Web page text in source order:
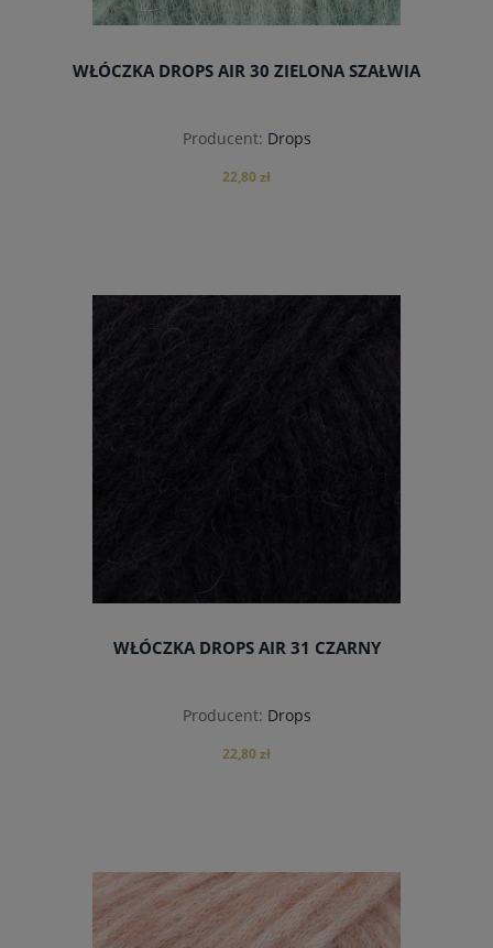
WŁÓCZKA DROPS AIR 30 ZIELONA SZAŁWIA
Producent: Drops
22,80 zł
WŁÓCZKA DROPS AIR 31 CZARNY
Producent: Drops
22,80 zł
do koszyka